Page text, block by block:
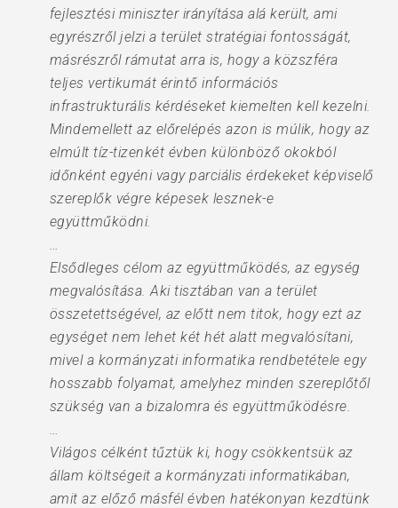
fejlesztési miniszter irányítása alá került, ami
egyrészről jelzi a terület stratégiai fontosságát,
másrészről rámutat arra is, hogy a közszféra
teljes vertikumát érintő információs
infrastrukturális kérdéseket kiemelten kell kezelni.
Mindemellett az előrelépés azon is múlik, hogy az
elmúlt tíz-tizenkét évben különböző okokból
időnként egyéni vagy parciális érdekeket képviselő
szereplők végre képesek lesznek-e
együttműködni.
…
Elsődleges célom az együttműködés, az egység
megvalósítása. Aki tisztában van a terület
összetettségével, az előtt nem titok, hogy ezt az
egységet nem lehet két hét alatt megvalósítani,
mivel a kormányzati informatika rendbetétele egy
hosszabb folyamat, amelyhez minden szereplőtől
szükség van a bizalomra és együttműködésre.
…
Világos célként tűztük ki, hogy csökkentsük az
állam költségeit a kormányzati informatikában,
amit az előző másfél évben hatékonyan kezdtünk